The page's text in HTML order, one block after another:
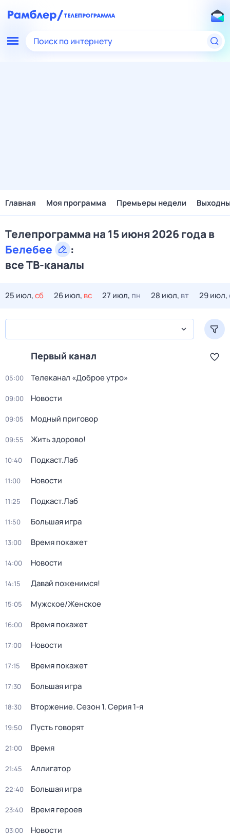
Поиск по интернету
Главная Моя программа Премьеры недели
Телепрограмма на 15 июня 2026 года в
Белебее
:
все ТВ-каналы
25 июл,сб 26 июл, вс 27 июл, пн 28 июл, вт 29 июл,
Первый канал
05:00 Телеканал «Доброе утро»
09:00 Новости
09:05 Модный приговор
09:55 Жить здорово!
10:40 Подкаст.Лаб
11:00 Новости
11:25 Подкаст.Лаб
11:50 Большая игра
13:00 Время покажет
14:00 Новости
14:15 Давай поженимся!
15:05 Мужское/Женское
16:00 Время покажет
17:00 Новости
17:15 Время покажет
17:30 Большая игра
18:30 Вторжение. Сезон 1. Серия 1-я
19:50 Пусть говорят
21:00 Время
21:45 Аллигатор
22:40 Большая игра
23:40 Время героев
03:00 Новости